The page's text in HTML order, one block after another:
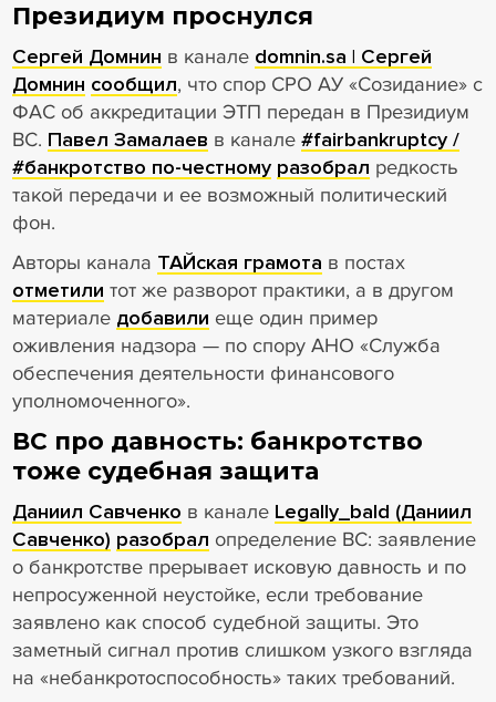
Президиум проснулся
Сергей Домнин в канале domnin.sa | Сергей
Домнин сообщил, что спор СРО АУ «Созидание» с
ФАС об аккредитации ЭТП передан в Президиум
ВС. Павел Замалаев в канале #fairbankruptcy /
#банкротство по-честному разобрал редкость
такой передачи и ее возможный политический
фон.
Авторы канала ТАЙская грамота в постах
отметили тот же разворот практики, а в другом
материале добавили еще один пример
оживления надзора — по спору АНО «Служба
обеспечения деятельности финансового
уполномоченного».
ВС про давность: банкротство
тоже судебная защита
Даниил Савченко в канале Legally_bald (Даниил
Савченко) разобрал определение ВС: заявление
о банкротстве прерывает исковую давность и по
непросуженной неустойке, если требование
заявлено как способ судебной защиты. Это
заметный сигнал против слишком узкого взгляда
на «небанкротоспособность» таких требований.